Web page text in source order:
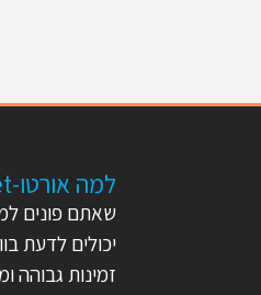
למה אורטו-Pet?
יכולים לדעת
זמינות גבוהה